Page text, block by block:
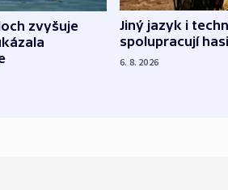
zvyšuje
Jiný jazyk i
spolupracují
6. 8. 2026